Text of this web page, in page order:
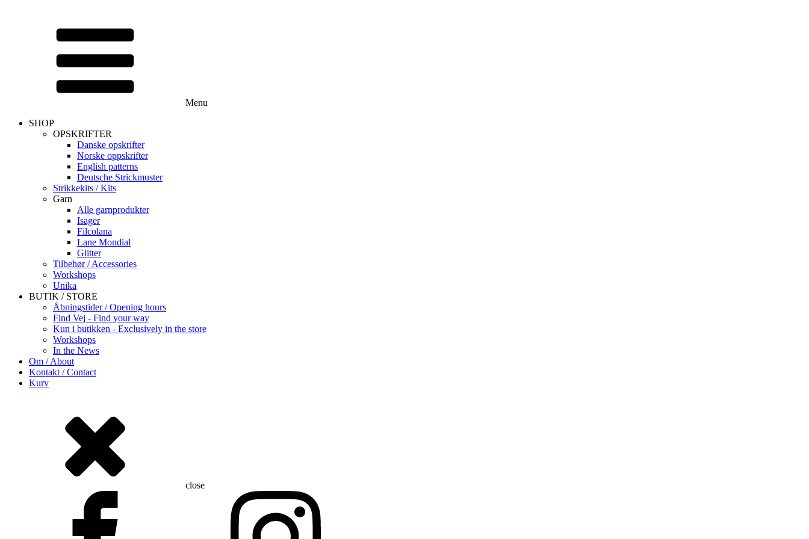
Menu
SHOP
OPSKRIFTER
Danske opskrifter
Norske oppskrifter
English patterns
Deutsche Strickmuster
Strikkekits / Kits
Garn
Alle garnprodukter
Isager
Filcolana
Lane Mondial
Glitter
Tilbehør / Accessories
Workshops
Unika
BUTIK / STORE
Åbningstider / Opening hours
Find Vej - Find your way
Kun i butikken - Exclusively in the store
Workshops
In the News
Om / About
Kontakt / Contact
Kurv
close